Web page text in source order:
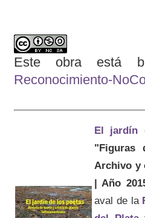
Este obra está
Reconocimiento-
El jardín
"Figuras
Archivo y
| Año
aval de la